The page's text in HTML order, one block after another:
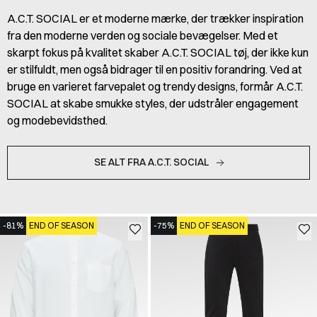
A.C.T. SOCIAL er et moderne mærke, der trækker inspiration
fra den moderne verden og sociale bevægelser. Med et
skarpt fokus på kvalitet skaber A.C.T. SOCIAL tøj, der ikke kun
er stilfuldt, men også bidrager til en positiv forandring. Ved at
bruge en varieret farvepalet og trendy designs, formår A.C.T.
SOCIAL at skabe smukke styles, der udstråler engagement
og modebevidsthed.
SE ALT FRA A.C.T. SOCIAL
-81% END OF SEASON -75% END OF SEASON